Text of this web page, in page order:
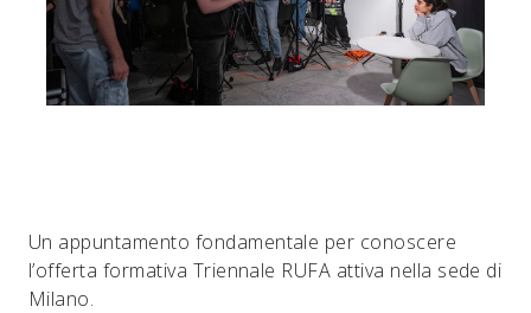
Un appuntamento fondamentale per conoscere
l’offerta formativa Triennale RUFA attiva nella sede di
Milano.